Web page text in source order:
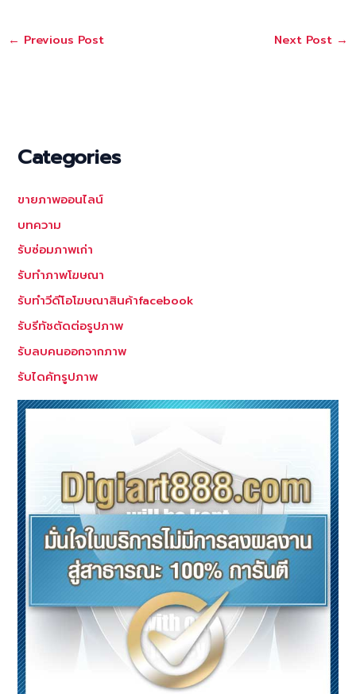
← Previous Post Next Post →
Categories
ขายภาพออนไลน์
บทความ
รับซ่อมภาพเก่า
รับทำภาพโฆษณา
รับทำวีดีโอโฆษณาสินค้าfacebook
รับรีทัชตัดต่อรูปภาพ
รับลบคนออกจากภาพ
รับไดคัทรูปภาพ